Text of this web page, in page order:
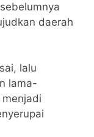
daerah
lalu
lama-